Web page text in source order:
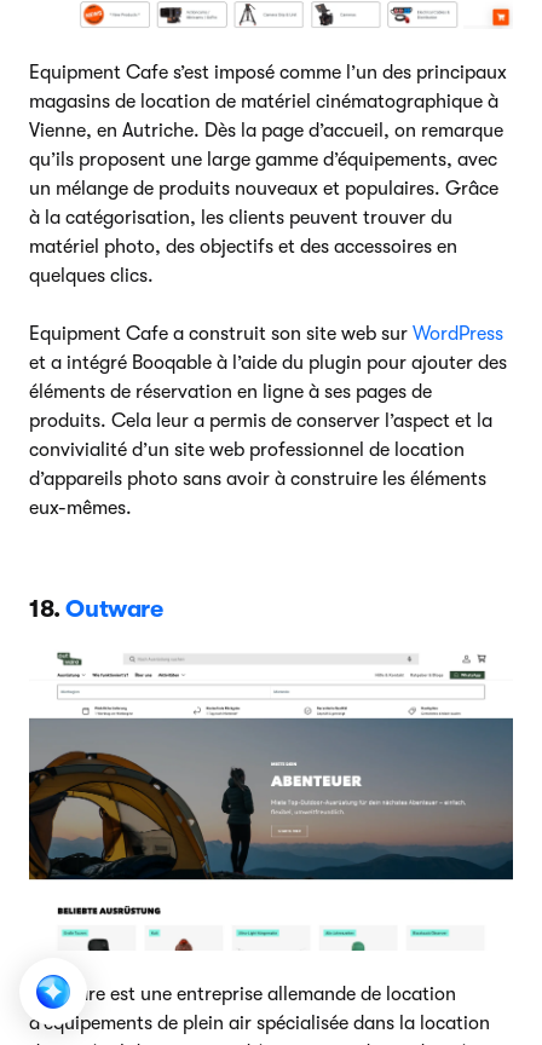
Equipment Cafe s’est imposé comme l’un des principaux
magasins de location de matériel cinématographique à
Vienne, en Autriche. Dès la page d’accueil, on remarque
qu’ils proposent une large gamme d’équipements, avec
un mélange de produits nouveaux et populaires. Grâce
à la catégorisation, les clients peuvent trouver du
matériel photo, des objectifs et des accessoires en
quelques clics.
Equipment Cafe a construit son site web sur WordPress
et a intégré Booqable à l’aide du plugin pour ajouter des
éléments de réservation en ligne à ses pages de
produits. Cela leur a permis de conserver l’aspect et la
convivialité d’un site web professionnel de location
d’appareils photo sans avoir à construire les éléments
eux-mêmes.
18.Outware
Outware est une entreprise allemande de location
d’équipements de plein air spécialisée dans la location